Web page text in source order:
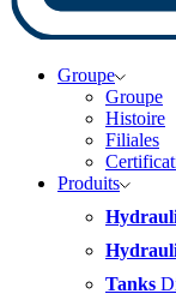
Groupe
Groupe
Histoire
Filiales
Produits
Tanks